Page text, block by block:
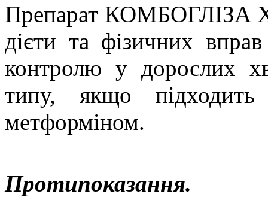
Препарат КОМБОГЛІЗА
дієти та фізичних
контролю у дорослих
типу, якщо підходить
метформіном.
Протипоказання.